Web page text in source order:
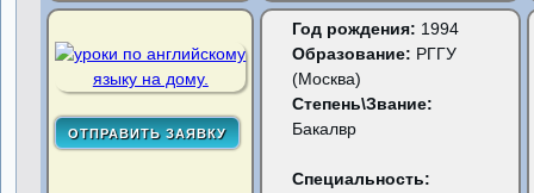
Год рождения: 1994
Образование: РГГУ
(Москва)
Степень\Звание:
Бакалвр
Специальность: